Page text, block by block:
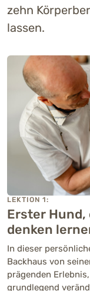
zehn
lassen.
LEKTION 1:
Erster Hund,
denken
In dieser
Backhaus von
prägenden
grundlegend